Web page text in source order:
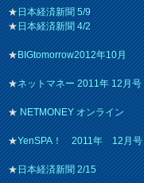
★日本経済新聞 5/9
★日本経済新聞 4/2
★BIGtomorrow2012年10月
★ネットマネー 2011年 12月号
★NETMONEY オンライン
★YenSPA！ 2011年 12月号
★日本経済新聞 2/15